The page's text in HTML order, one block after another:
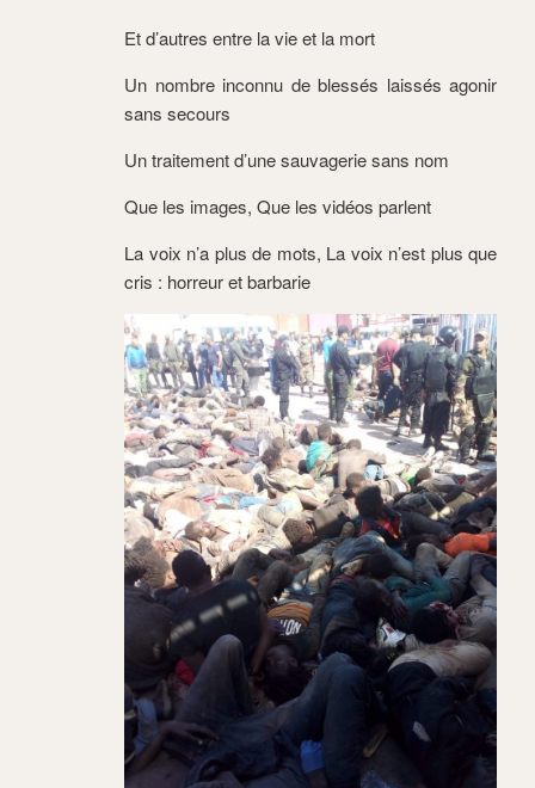
Et d’autres entre la vie et la mort
Un nombre inconnu de blessés laissés agonir
sans secours
Un traitement d’une sauvagerie sans nom
Que les images, Que les vidéos parlent
La voix n’a plus de mots, La voix n’est plus que
cris : horreur et barbarie